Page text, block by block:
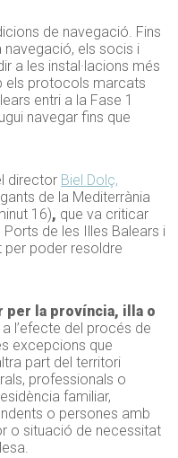
de navegació. Fins
navegació, els socis i
a les instal·lacions més
els protocols marcats
entri a la Fase 1
navegar fins que
director Biel Dolç,
de la Mediterrània
16), que va criticar
de les Illes Balears i
per poder resoldre
per la província, illa o
a l’efecte del procés de
excepcions que
part del territori
professionals o
familiar,
o persones amb
o situació de necessitat